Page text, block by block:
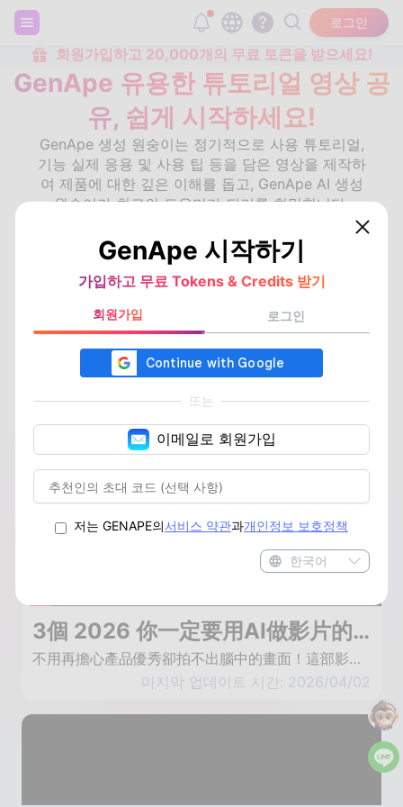
로그인
회원가입하고 20,000개의 무료 토큰을 받으세요!
GenApe 유용한 튜토리얼 영상 공
유, 쉽게 시작하세요!
GenApe 생성 원숭이는 정기적으로 사용 튜토리얼,
기능 실제 응용 및 사용 팁 등을 담은 영상을 제작하
여 제품에 대한 깊은 이해를 돕고, GenApe AI 생성
원숭이가 최고의 도우미가 되기를 희망합니다.
교육 비디오 교육 기사
3個 2026 你一定要用AI做影片的理由：一個人就是一支頂級影片團隊！(內含示範教學)
不用再擔心產品優秀卻拍不出腦中的畫面！這部影片告訴你如何用 AI 輕鬆解決「廉價感」，30 秒內拍出絲滑的百萬級產品運鏡。留言「想要」我把工具傳給你！ 很多品牌主、電商創作者最頭痛的，就是產品明明質感很好，但自己拿手機拍起來卻慘不忍睹...😅 想要拍出「絲滑環繞」或「高級機械臂」的鏡頭，以前要花大錢租攝影棚、買專業搖臂，現在你只需要 GenApe 的 AI 影片模板！ AI運鏡指令：人物保持不動。攝影機視角從右側緩慢水平橫移（Pan/Slide）到左側。保持構圖穩定，展現背景深度感，光影過渡自然，無任何畫面抖動。 在這部影片中，我會分享 3 個你一定要學會用 AI 做影片的原因 00:02 拒絕廉價感！ 00:25 原因一：省時間（AI 運鏡只要 30 秒） 00:52 原因二：省預算（告別攝影棚與昂貴器材） 01:11 原因三：不怕沒靈感（照片直接轉高級運鏡） 01:50 如何獲得這個 AI 工具？ 🚀 想讓影片變高級？ 現在就訂閱頻道，並在下方留言「想要」，我會把這套秘密武器傳送給你！ #AI做影片 #短影音行銷 #GenApe #影片剪輯教學 #電商創業 #低成本行銷 #AI運鏡 #產品攝影 #SEO行銷
마지막 업데이트 시간: 2026/04/02
GenApe 시작하기
가입하고 무료 Tokens & Credits 받기
회원가입 로그인
또는
이메일로 회원가입
저는 GENAPE의서비스 약관과개인정보 보호정책
한국어